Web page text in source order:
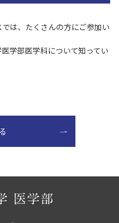
は、たくさんの方にご参加い
学部医学科について知ってい